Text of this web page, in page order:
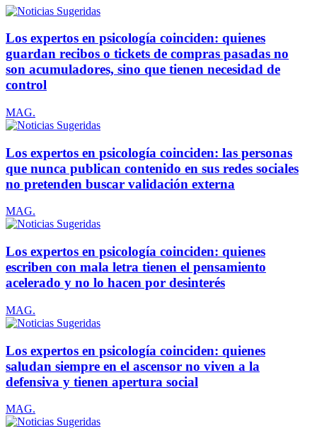
Los expertos en psicología coinciden: quienes
guardan recibos o tickets de compras pasadas no
son acumuladores, sino que tienen necesidad de
control
MAG.
Los expertos en psicología coinciden: las personas
que nunca publican contenido en sus redes sociales
no pretenden buscar validación externa
MAG.
Los expertos en psicología coinciden: quienes
escriben con mala letra tienen el pensamiento
acelerado y no lo hacen por desinterés
MAG.
Los expertos en psicología coinciden: quienes
saludan siempre en el ascensor no viven a la
defensiva y tienen apertura social
MAG.